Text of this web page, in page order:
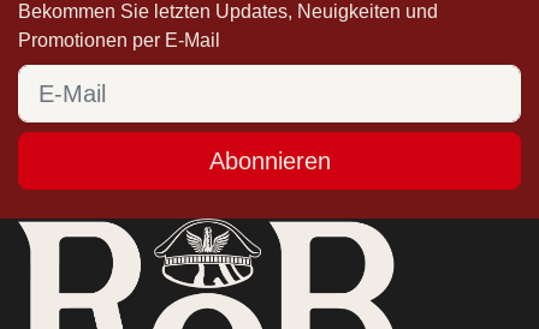
Bekommen Sie letzten Updates, Neuigkeiten und
Promotionen per E-Mail
Abonnieren